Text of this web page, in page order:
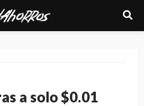
a solo $0.01